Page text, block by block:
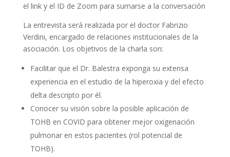
el link y el ID de Zoom para sumarse a la conversación
La entrevista será realizada por el doctor Fabrizio
Verdini, encargado de relaciones institucionales de la
asociación. Los objetivos de la charla son:
Facilitar que el Dr. Balestra exponga su extensa
experiencia en el estudio de la hiperoxia y del efecto
delta descripto por él.
Conocer su visión sobre la posible aplicación de
TOHB en COVID para obtener mejor oxigenación
pulmonar en estos pacientes (rol potencial de
TOHB).